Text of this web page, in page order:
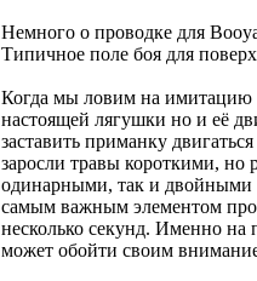
Немного о проводке для
Типичное поле боя для
Когда мы ловим на имитацию
настоящей лягушки но и её
заставить приманку
заросли травы короткими,
одинарными, так и двойными
самым важным элементом
несколько секунд. Именно на
может обойти своим